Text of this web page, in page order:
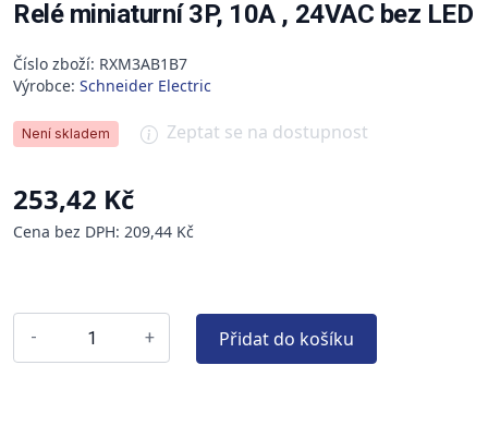
Relé miniaturní 3P, 10A , 24VAC bez LED
Číslo zboží: RXM3AB1B7
Výrobce: Schneider Electric
Není skladem Zeptat se na dostupnost
253,42 Kč
Cena bez DPH: 209,44 Kč
- + Přidat do košíku